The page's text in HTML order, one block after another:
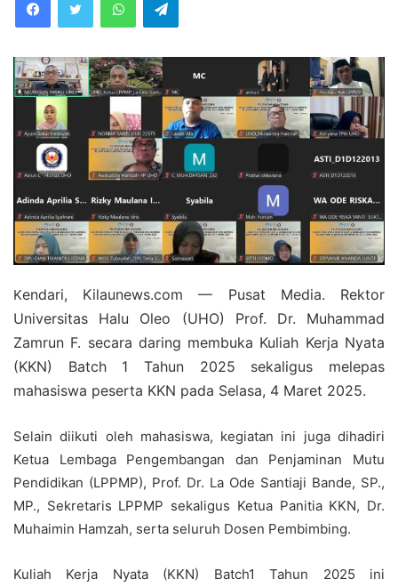
Kendari, Kilaunews.com — Pusat Media. Rektor
Universitas Halu Oleo (UHO) Prof. Dr. Muhammad
Zamrun F. secara daring membuka Kuliah Kerja Nyata
(KKN) Batch 1 Tahun 2025 sekaligus melepas
mahasiswa peserta KKN pada Selasa, 4 Maret 2025.
Selain diikuti oleh mahasiswa, kegiatan ini juga dihadiri
Ketua Lembaga Pengembangan dan Penjaminan Mutu
Pendidikan (LPPMP), Prof. Dr. La Ode Santiaji Bande, SP.,
MP., Sekretaris LPPMP sekaligus Ketua Panitia KKN, Dr.
Muhaimin Hamzah, serta seluruh Dosen Pembimbing.
Kuliah Kerja Nyata (KKN) Batch1 Tahun 2025 ini